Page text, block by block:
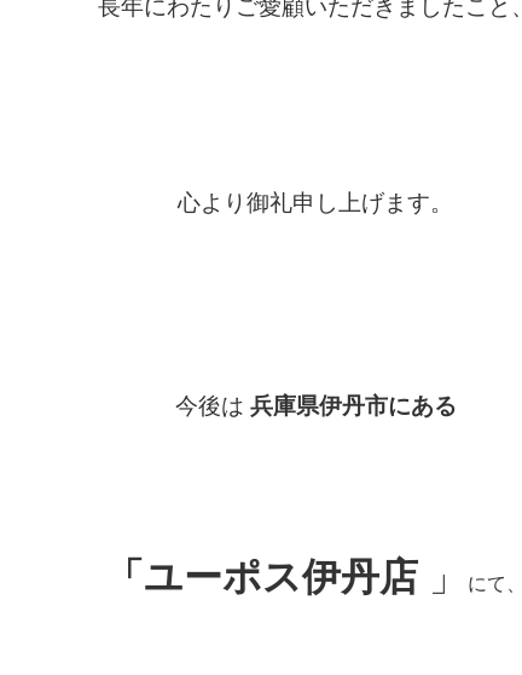
長年にわたりご愛顧いただきましたこと、
心より御礼申し上げます。
今後は 兵庫県伊丹市にある
「ユーポス伊丹店 」 にて、